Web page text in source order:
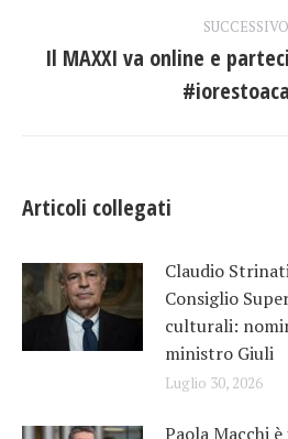
post
SUCCESSIVO
post:
Il MAXXI va online e
Articoli collegati
Claudio
Consiglio
culturali:
ministro Giuli
Luglio 30, 2026
Paola Macchi